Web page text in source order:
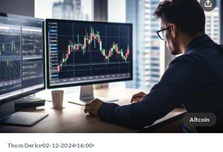
Altcoin
Thom Derks 02-12-2024 16:00